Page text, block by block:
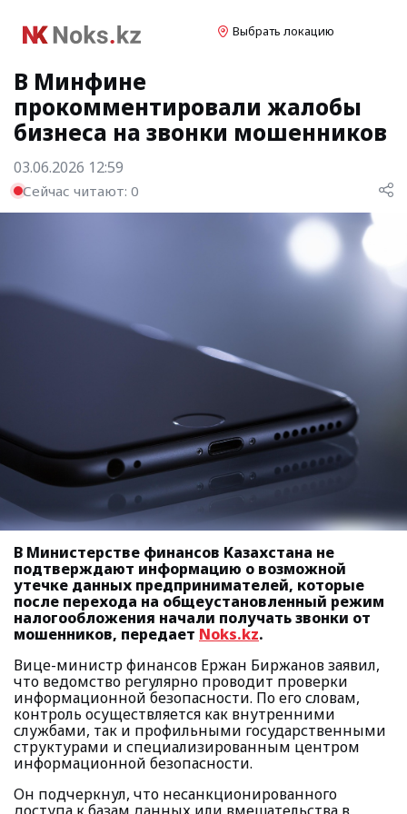
Выбрать локацию
В Минфине
прокомментировали жалобы
бизнеса на звонки мошенников
03.06.2026 12:59
Сейчас читают: 0
В Министерстве финансов Казахстана не
подтверждают информацию о возможной
утечке данных предпринимателей, которые
после перехода на общеустановленный режим
налогообложения начали получать звонки от
мошенников, передает Noks.kz.
Вице-министр финансов Ержан Биржанов заявил,
что ведомство регулярно проводит проверки
информационной безопасности. По его словам,
контроль осуществляется как внутренними
службами, так и профильными государственными
структурами и специализированным центром
информационной безопасности.
Он подчеркнул, что несанкционированного